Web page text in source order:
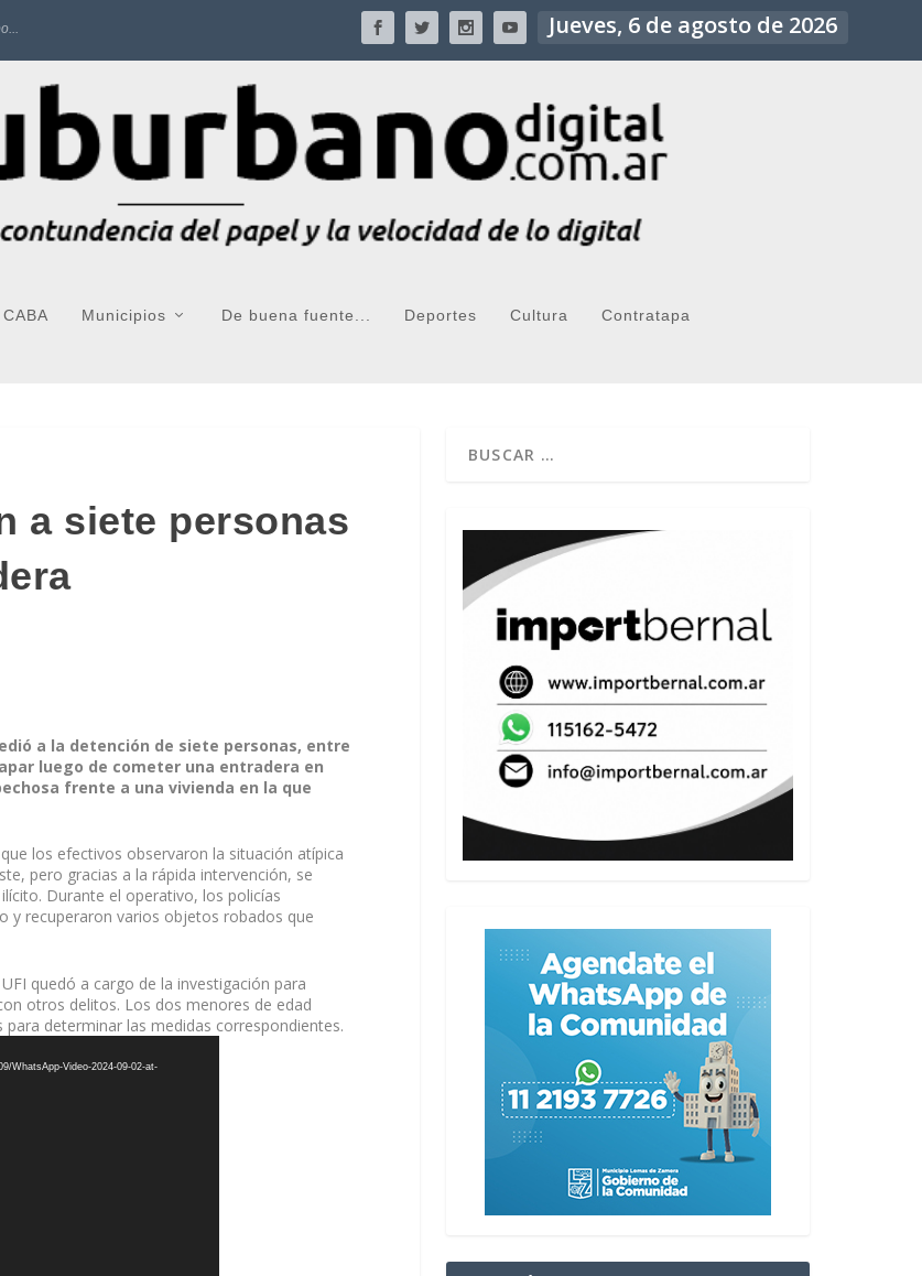
Jueves, 6 de agosto de 2026
CABA Municipios De buena fuente... Deportes Cultura Contratapa
a siete personas
a la detención de siete personas, entre
luego de cometer una entradera en
frente a una vivienda en la que
los efectivos observaron la situación atípica
pero gracias a la rápida intervención, se
Durante el operativo, los policías
y recuperaron varios objetos robados que
quedó a cargo de la investigación para
otros delitos. Los dos menores de edad
determinar las medidas correspondientes.
WhatsApp-Video-2024-09-02-at-